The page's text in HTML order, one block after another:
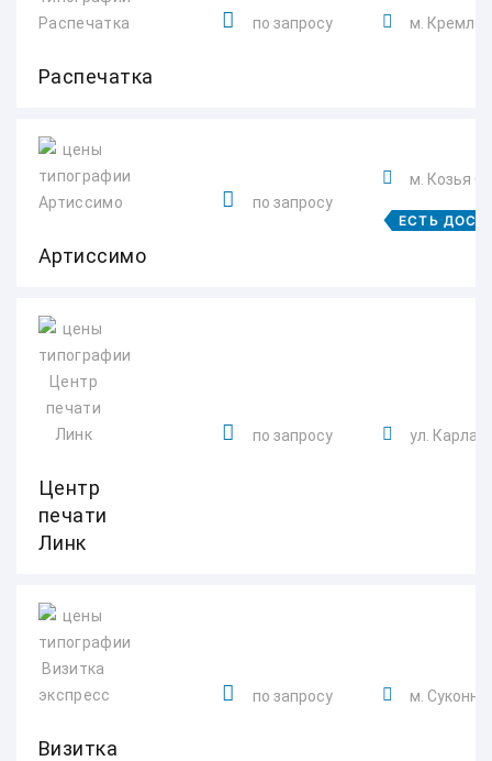
Распечатка
по запросу м.
Артиссимо
по запросу
м. Козья
ЕСТЬ
Центр
печати
Линк
по запросу ул. Карла
Визитка
по запросу м.